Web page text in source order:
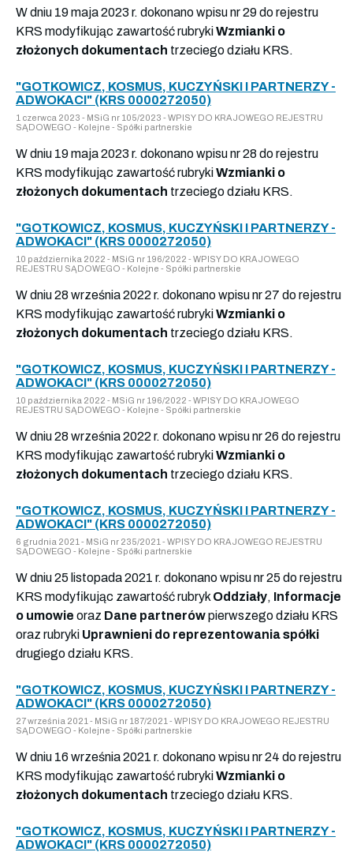
W dniu 19 maja 2023 r. dokonano wpisu nr 29 do rejestru
KRS modyfikując zawartość rubrykiWzmianki o
złożonych dokumentach trzeciego działu KRS.
"GOTKOWICZ, KOSMUS, KUCZYŃSKI I PARTNERZY -
ADWOKACI" (KRS 0000272050)
1 czerwca 2023 - MSiG nr 105/2023 - WPISY DO KRAJOWEGO REJESTRU
SĄDOWEGO - Kolejne - Spółki partnerskie
W dniu 19 maja 2023 r. dokonano wpisu nr 28 do rejestru
KRS modyfikując zawartość rubrykiWzmianki o
złożonych dokumentach trzeciego działu KRS.
"GOTKOWICZ, KOSMUS, KUCZYŃSKI I PARTNERZY -
ADWOKACI" (KRS 0000272050)
10 października 2022 - MSiG nr 196/2022 - WPISY DO KRAJOWEGO
REJESTRU SĄDOWEGO - Kolejne - Spółki partnerskie
W dniu 28 września 2022 r. dokonano wpisu nr 27 do rejestru
KRS modyfikując zawartość rubrykiWzmianki o
złożonych dokumentach trzeciego działu KRS.
"GOTKOWICZ, KOSMUS, KUCZYŃSKI I PARTNERZY -
ADWOKACI" (KRS 0000272050)
10 października 2022 - MSiG nr 196/2022 - WPISY DO KRAJOWEGO
REJESTRU SĄDOWEGO - Kolejne - Spółki partnerskie
W dniu 28 września 2022 r. dokonano wpisu nr 26 do rejestru
KRS modyfikując zawartość rubrykiWzmianki o
złożonych dokumentach trzeciego działu KRS.
"GOTKOWICZ, KOSMUS, KUCZYŃSKI I PARTNERZY -
ADWOKACI" (KRS 0000272050)
6 grudnia 2021 - MSiG nr 235/2021 - WPISY DO KRAJOWEGO REJESTRU
SĄDOWEGO - Kolejne - Spółki partnerskie
W dniu 25 listopada 2021 r. dokonano wpisu nr 25 do rejestru
KRS modyfikując zawartość rubryk Oddziały, Informacje
o umowie oraz Dane partnerówpierwszego działu KRS
oraz rubryki Uprawnieni do reprezentowania spółki
drugiego działu KRS.
"GOTKOWICZ, KOSMUS, KUCZYŃSKI I PARTNERZY -
ADWOKACI" (KRS 0000272050)
27 września 2021 - MSiG nr 187/2021 - WPISY DO KRAJOWEGO REJESTRU
SĄDOWEGO - Kolejne - Spółki partnerskie
W dniu 16 września 2021 r. dokonano wpisu nr 24 do rejestru
KRS modyfikując zawartość rubrykiWzmianki o
złożonych dokumentach trzeciego działu KRS.
"GOTKOWICZ, KOSMUS, KUCZYŃSKI I PARTNERZY -
ADWOKACI" (KRS 0000272050)